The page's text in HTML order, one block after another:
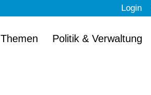
Login
Themen Politik & Verwaltung